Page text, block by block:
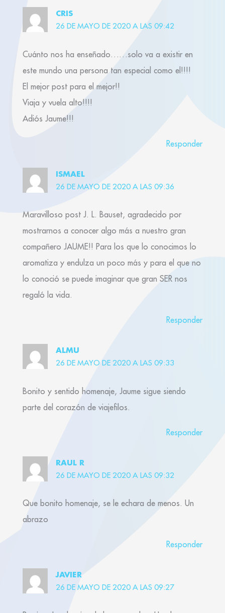
CRIS
26 DE MAYO DE 2020 A LAS 09:42
Cuánto nos ha enseñado……solo va a existir en
este mundo una persona tan especial como el!!!!
El mejor post para el mejor!!
Viaja y vuela alto!!!!
Adiós Jaume!!!
Responder
ISMAEL
26 DE MAYO DE 2020 A LAS 09:36
Maravilloso post J. L. Bauset, agradecido por
mostrarnos a conocer algo más a nuestro gran
compañero JAUME!! Para los que lo conocimos lo
aromatiza y endulza un poco más y para el que no
lo conoció se puede imaginar que gran SER nos
regaló la vida.
Responder
ALMU
26 DE MAYO DE 2020 A LAS 09:33
Bonito y sentido homenaje, Jaume sigue siendo
parte del corazón de viajefilos.
Responder
RAUL R
26 DE MAYO DE 2020 A LAS 09:32
Que bonito homenaje, se le echara de menos. Un
abrazo
Responder
JAVIER
26 DE MAYO DE 2020 A LAS 09:27